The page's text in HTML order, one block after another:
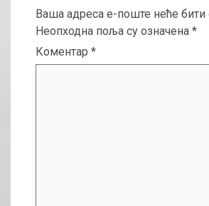
Ваша адреса е-поште неће бити
Неопходна поља су означена *
Коментар *